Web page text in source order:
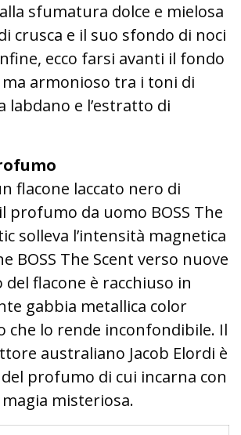
sfumatura dolce e mielosa
crusca e il suo sfondo di noci
ecco farsi avanti il fondo
armonioso tra i toni di
labdano e l’estratto di
flacone laccato nero di
profumo da uomo BOSS The
solleva l’intensità magnetica
BOSS The Scent verso nuove
flacone è racchiuso in
gabbia metallica color
che lo rende inconfondibile. Il
australiano Jacob Elordi è
profumo di cui incarna con
misteriosa.